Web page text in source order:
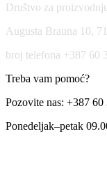
Društvo za
Augusta Brauna 10,
broj telefona +387 60
Treba vam pomoć?
Pozovite nas: +387 60
Ponedeljak–petak